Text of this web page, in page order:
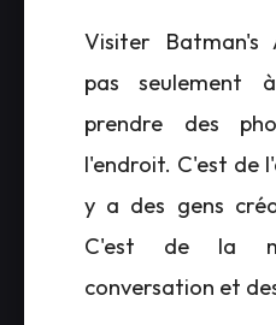
Visiter Batman's
pas seulement
prendre des
l'endroit. C'est de
y a des gens
C'est de la
conversation et